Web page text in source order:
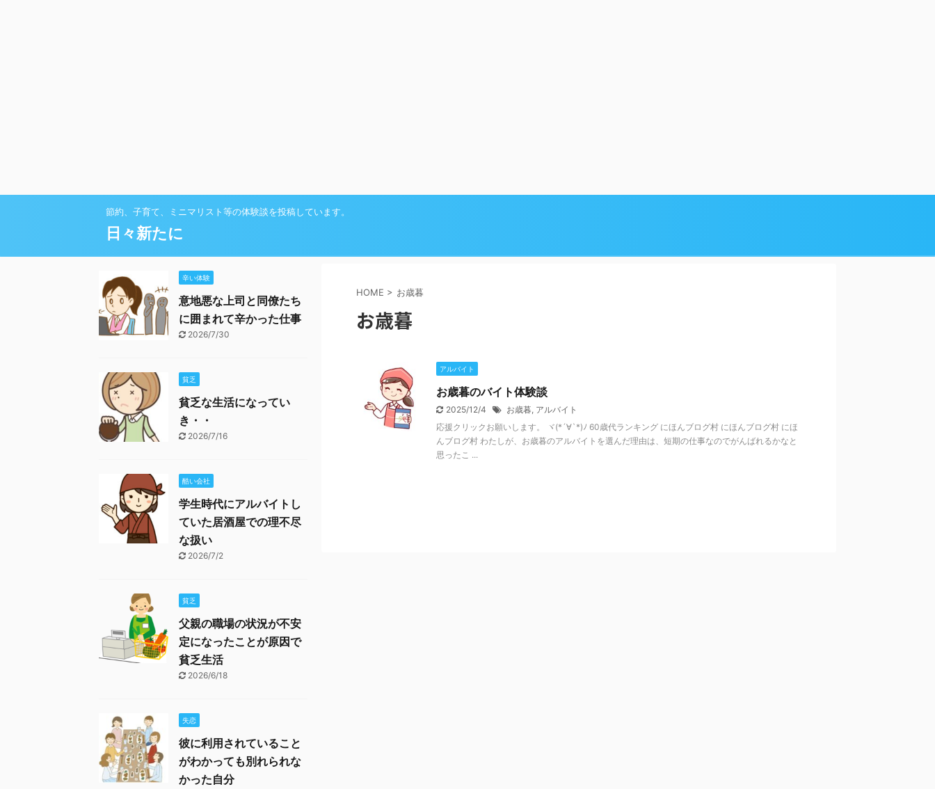
節約、子育て、ミニマリスト等の体験談を投稿しています。
日々新たに
HOME > お歳暮
お歳暮
アルバイト
お歳暮のバイト体験談
2025/12/4 お歳暮, アルバイト
応援クリックお願いします。 ヾ(*´∀`*)ﾉ 60歳代ランキング にほんブログ村 にほんブログ村 にほ
んブログ村 わたしが、お歳暮のアルバイトを選んだ理由は、短期の仕事なのでがんばれるかなと
思ったこ ...
辛い体験
意地悪な上司と同僚たち
に囲まれて辛かった仕事
2026/7/30
貧乏
貧乏な生活になってい
き・・
2026/7/16
酷い会社
学生時代にアルバイトし
ていた居酒屋での理不尽
な扱い
2026/7/2
貧乏
父親の職場の状況が不安
定になったことが原因で
貧乏生活
2026/6/18
失恋
彼に利用されていること
がわかっても別れられな
かった自分